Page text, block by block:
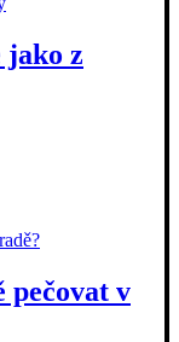
jako z
pečovat v